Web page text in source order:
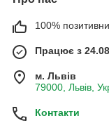
100%
Працює з
м. Львів
79000, Львів,
Контакти